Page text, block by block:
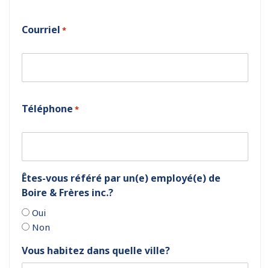
Courriel *
Téléphone *
Êtes-vous référé par un(e) employé(e) de
Boire & Frères inc.?
Oui
Non
Vous habitez dans quelle ville?